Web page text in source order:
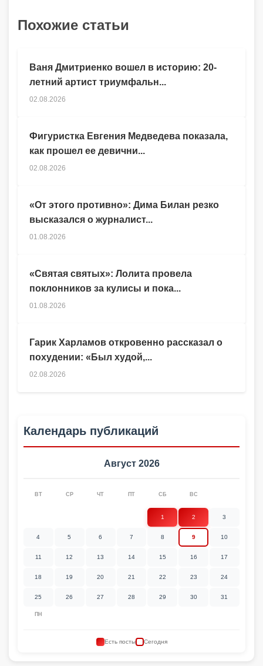
Похожие статьи
Гарик Харламов откровенно рассказал о
похудении: «Был худой,...
02.08.2026
Ваня Дмитриенко вошел в историю: 20-
летний артист триумфальн...
02.08.2026
Фигуристка Евгения Медведева показала,
как прошел ее девични...
02.08.2026
«От этого противно»: Дима Билан резко
высказался о журналист...
01.08.2026
«Святая святых»: Лолита провела
поклонников за кулисы и пока...
01.08.2026
Календарь публикаций
Август 2026
ПН
ВТ СР ЧТ ПТ СБ ВС
1 2 3
4 5 6 7 8 9 10
11 12 13 14 15 16 17
18 19 20 21 22 23 24
25 26 27 28 29 30 31
Есть посты Сегодня